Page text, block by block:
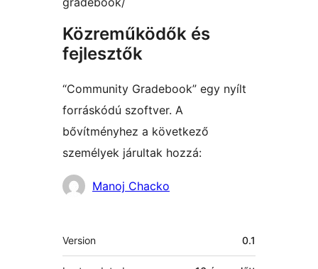
Közreműködők és
fejlesztők
“Community Gradebook” egy nyílt
forráskódú szoftver. A
bővítményhez a következő
személyek járultak hozzá:
Közreműködők
Manoj Chacko
Meta
Version 0.1